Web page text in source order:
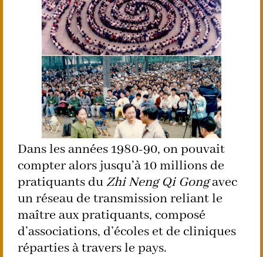
Dans les années 1980-90, on pouvait
compter alors jusqu’à 10 millions de
pratiquants duZhi Neng Qi Gongavec
un réseau de transmission reliant le
maître aux pratiquants, composé
d’associations, d’écoles et de cliniques
réparties à travers le pays.